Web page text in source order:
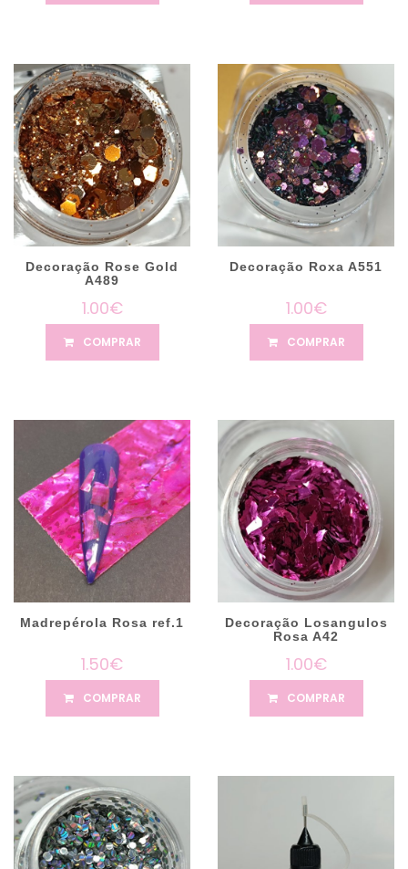
Decoração Rose Gold
A489
1.00€
COMPRAR
Decoração Roxa A551
1.00€
COMPRAR
Madrepérola Rosa ref.1
1.50€
COMPRAR
Decoração Losangulos
Rosa A42
1.00€
COMPRAR